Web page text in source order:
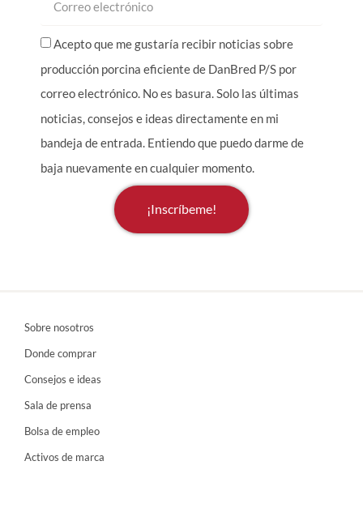
Acepto que me gustaría recibir noticias sobre
producción porcina eficiente de DanBred P/S por
correo electrónico. No es basura. Solo las últimas
noticias, consejos e ideas directamente en mi
bandeja de entrada. Entiendo que puedo darme de
baja nuevamente en cualquier momento.
¡Inscríbeme!
Sobre nosotros
Donde comprar
Consejos e ideas
Sala de prensa
Bolsa de empleo
Activos de marca